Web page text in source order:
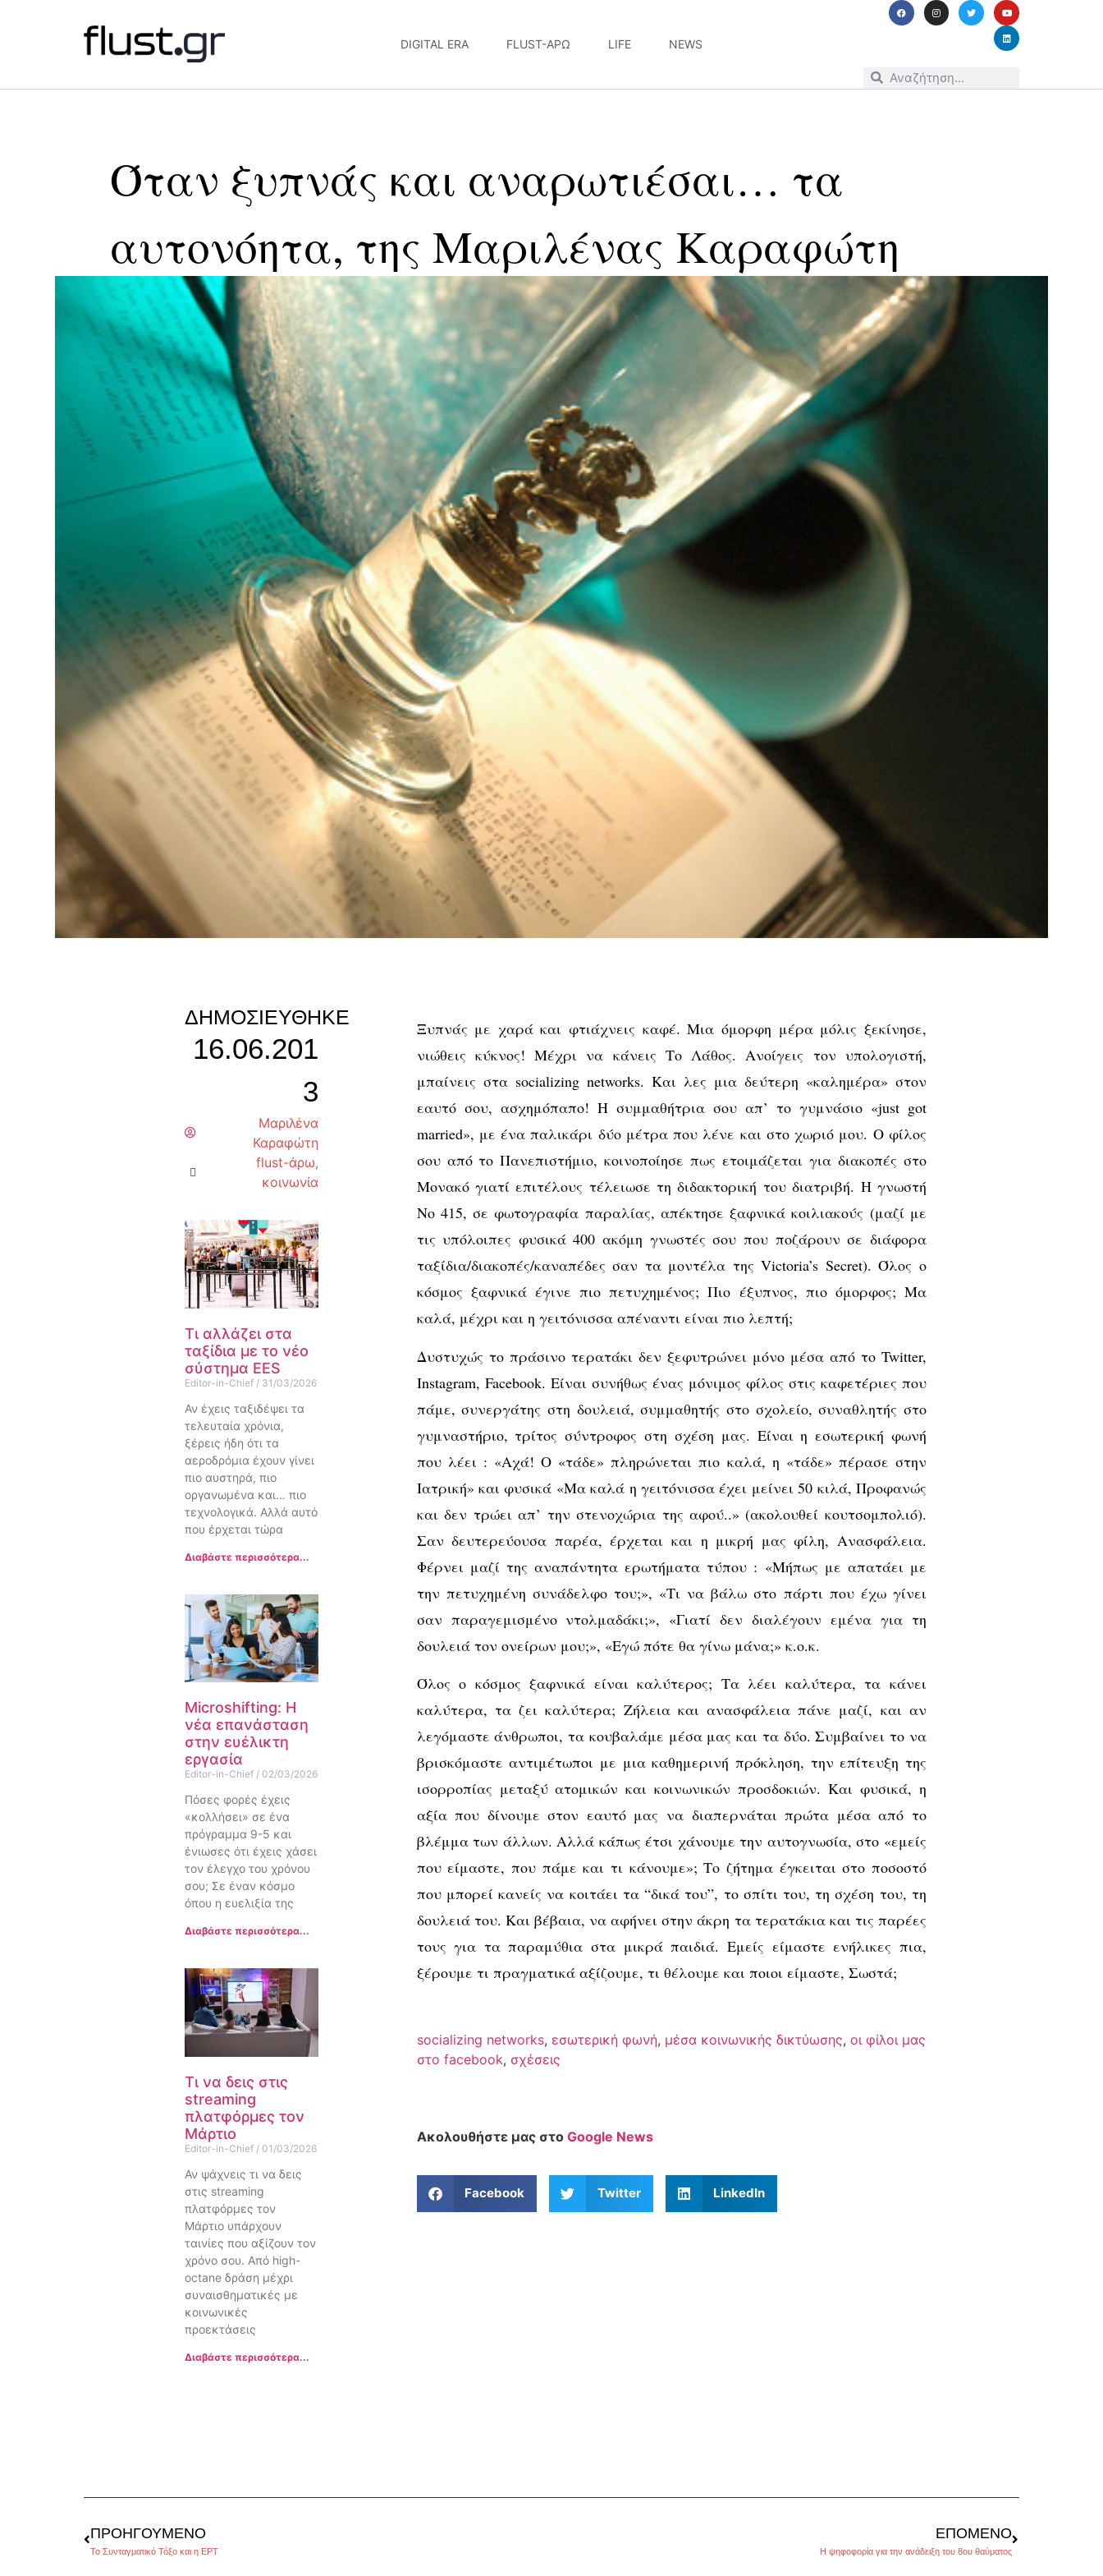
DIGITAL ERA FLUST-ΆΡΩ LIFE NEWS
Όταν ξυπνάς και αναρωτιέσαι… τα
αυτονόητα, της Μαριλένας Καραφώτη
ΔΗΜΟΣΙΕΎΘΗΚΕ
16.06.201
3
Μαριλένα
Καραφώτη
flust-άρω,
κοινωνία
Τι αλλάζει στα
ταξίδια με το νέο
σύστημα EES
Editor-in-Chief 31/03/2026
Αν έχεις ταξιδέψει τα
τελευταία χρόνια,
ξέρεις ήδη ότι τα
αεροδρόμια έχουν γίνει
πιο αυστηρά, πιο
οργανωμένα και… πιο
τεχνολογικά. Αλλά αυτό
που έρχεται τώρα
Διαβάστε περισσότερα...
Microshifting: Η
νέα επανάσταση
στην ευέλικτη
εργασία
Editor-in-Chief 02/03/2026
Πόσες φορές έχεις
«κολλήσει» σε ένα
πρόγραμμα 9-5 και
ένιωσες ότι έχεις χάσει
τον έλεγχο του χρόνου
σου; Σε έναν κόσμο
όπου η ευελιξία της
Διαβάστε περισσότερα...
Τι να δεις στις
streaming
πλατφόρμες τον
Μάρτιο
Editor-in-Chief 01/03/2026
Αν ψάχνεις τι να δεις
στις streaming
πλατφόρμες τον
Μάρτιο υπάρχουν
ταινίες που αξίζουν τον
χρόνο σου. Από high-
octane δράση μέχρι
συναισθηματικές με
κοινωνικές
προεκτάσεις
Διαβάστε περισσότερα...
Ξυπνάς με χαρά και φτιάχνεις καφέ. Μια όμορφη μέρα μόλις ξεκίνησε,
νιώθεις κύκνος! Μέχρι να κάνεις Το Λάθος. Ανοίγεις τον υπολογιστή,
μπαίνεις στα socializing networks. Και λες μια δεύτερη «καλημέρα» στον
εαυτό σου, ασχημόπαπο! Η συμμαθήτρια σου απ’ το γυμνάσιο «just got
married», με ένα παλικάρι δύο μέτρα που λένε και στο χωριό μου. Ο φίλος
σου από το Πανεπιστήμιο, κοινοποίησε πως ετοιμάζεται για διακοπές στο
Μονακό γιατί επιτέλους τέλειωσε τη διδακτορική του διατριβή. Η γνωστή
Νο 415, σε φωτογραφία παραλίας, απέκτησε ξαφνικά κοιλιακούς (μαζί με
τις υπόλοιπες φυσικά 400 ακόμη γνωστές σου που ποζάρουν σε διάφορα
ταξίδια/διακοπές/καναπέδες σαν τα μοντέλα της Victoria’s Secret). Όλος ο
κόσμος ξαφνικά έγινε πιο πετυχημένος; Πιο έξυπνος, πιο όμορφος; Μα
καλά, μέχρι και η γειτόνισσα απέναντι είναι πιο λεπτή;
Δυστυχώς το πράσινο τερατάκι δεν ξεφυτρώνει μόνο μέσα από το Twitter,
Instagram, Facebook. Είναι συνήθως ένας μόνιμος φίλος στις καφετέριες που
πάμε, συνεργάτης στη δουλειά, συμμαθητής στο σχολείο, συναθλητής στο
γυμναστήριο, τρίτος σύντροφος στη σχέση μας. Είναι η εσωτερική φωνή
που λέει : «Αχά! Ο «τάδε» πληρώνεται πιο καλά, η «τάδε» πέρασε στην
Ιατρική» και φυσικά «Μα καλά η γειτόνισσα έχει μείνει 50 κιλά, Προφανώς
και δεν τρώει απ’ την στενοχώρια της αφού..» (ακολουθεί κουτσομπολιό).
Σαν δευτερεύουσα παρέα, έρχεται και η μικρή μας φίλη, Ανασφάλεια.
Φέρνει μαζί της αναπάντητα ερωτήματα τύπου : «Μήπως με απατάει με
την πετυχημένη συνάδελφο του;», «Τι να βάλω στο πάρτι που έχω γίνει
σαν παραγεμισμένο ντολμαδάκι;», «Γιατί δεν διαλέγουν εμένα για τη
δουλειά τον ονείρων μου;», «Εγώ πότε θα γίνω μάνα;» κ.ο.κ.
Όλος ο κόσμος ξαφνικά είναι καλύτερος; Τα λέει καλύτερα, τα κάνει
καλύτερα, τα ζει καλύτερα; Ζήλεια και ανασφάλεια πάνε μαζί, και αν
λεγόμαστε άνθρωποι, τα κουβαλάμε μέσα μας και τα δύο. Συμβαίνει το να
βρισκόμαστε αντιμέτωποι με μια καθημερινή πρόκληση, την επίτευξη της
ισορροπίας μεταξύ ατομικών και κοινωνικών προσδοκιών. Και φυσικά, η
αξία που δίνουμε στον εαυτό μας να διαπερνάται πρώτα μέσα από το
βλέμμα των άλλων. Αλλά κάπως έτσι χάνουμε την αυτογνωσία, στο «εμείς
που είμαστε, που πάμε και τι κάνουμε»; Το ζήτημα έγκειται στο ποσοστό
που μπορεί κανείς να κοιτάει τα “δικά του”, το σπίτι του, τη σχέση του, τη
δουλειά του. Και βέβαια, να αφήνει στην άκρη τα τερατάκια και τις παρέες
τους για τα παραμύθια στα μικρά παιδιά. Εμείς είμαστε ενήλικες πια,
ξέρουμε τι πραγματικά αξίζουμε, τι θέλουμε και ποιοι είμαστε, Σωστά;
socializing networks, εσωτερική φωνή, μέσα κοινωνικής δικτύωσης, οι φίλοι μας
στο facebook, σχέσεις
Ακολουθήστε μας στο Google News
Facebook Twitter LinkedIn
ΠΡΟΗΓΟΎΜΕΝΟ
Το Συνταγματικό Τόξο και η ΕΡΤ
ΕΠΌΜΕΝΟ
Η ψηφοφορία για την ανάδειξη του 8ου θαύματος